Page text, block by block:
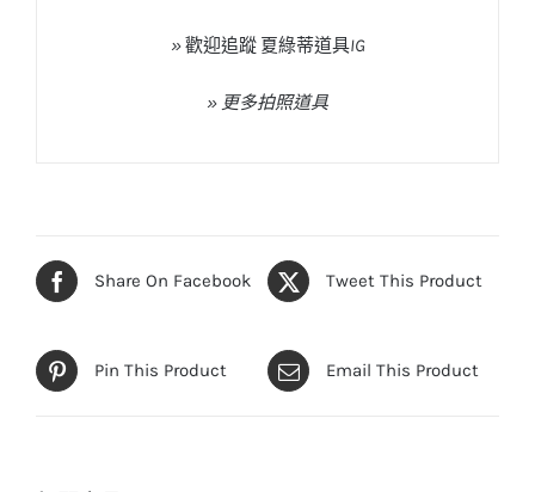
»歡迎追蹤 夏綠蒂道具IG
» 更多拍照道具
Share On Facebook Tweet This Product
Pin This Product Email This Product